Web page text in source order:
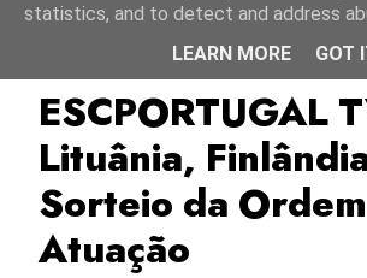
ESC Portugal ESC Portugal TV
ESCPORTUGAL
Lituânia,
Sorteio da
Atuação
statistics, and to detect and address
LEARN MORE
GOT